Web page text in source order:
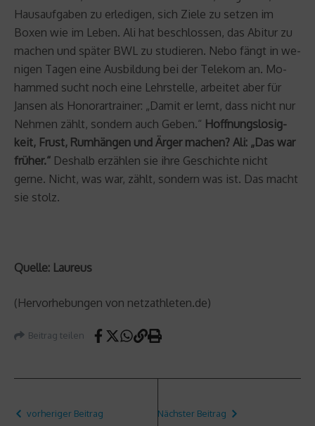
Haus­auf­ga­ben zu er­le­di­gen, sich Ziele zu set­zen im
Boxen wie im Leben. Ali hat be­schlos­sen, das Ab­itur zu
ma­chen und spä­ter BWL zu stu­die­ren. Nebo fängt in we­
ni­gen Tagen eine Aus­bil­dung bei der Te­le­kom an. Mo­
ham­med sucht noch eine Lehr­stel­le, ar­bei­tet aber für
Jan­sen als Ho­no­rar­trai­ner: „Damit er lernt, dass nicht nur
Neh­men zählt, son­dern auch Geben.“ Hoff­nungs­lo­sig­
keit, Frust, Rum­hän­gen und Ärger ma­chen? Ali: „Das war
frü­her.“ Des­halb er­zäh­len sie ihre Ge­schich­te nicht
gerne. Nicht, was war, zählt, son­dern was ist. Das macht
sie stolz.
Quelle: Laureus
(Hervorhebungen von netzathleten.de)
Beitrag teilen
vorheriger Beitrag Nächster Beitrag